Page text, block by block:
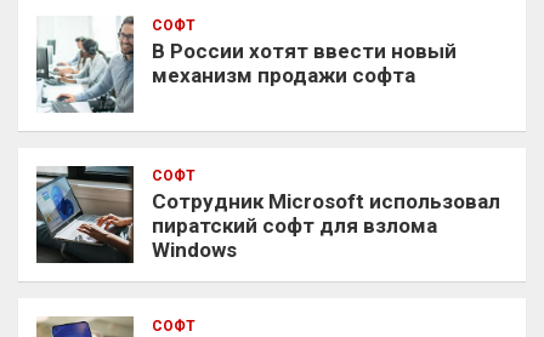
СОФТ
В России хотят ввести новый
механизм продажи софта
СОФТ
Сотрудник Microsoft использовал
пиратский софт для взлома
Windows
СОФТ